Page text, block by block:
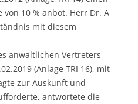
10 % anbot. Herr Dr. A
mit diesem
anwaltlichen Vertreters
(Anlage TRI 16), mit
zur Auskunft und
antwortete die